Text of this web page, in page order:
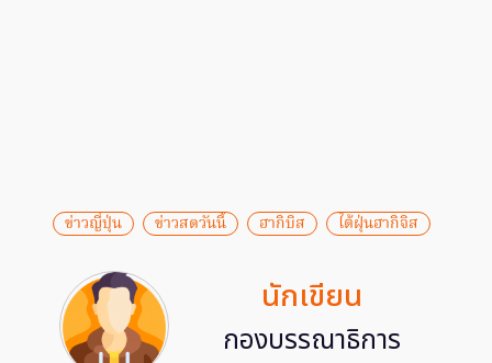
ข่าวญี่ปุ่น ข่าวสดวันนี้ ฮากิบิส ไต้ฝุ่นฮากิจิส
นักเขียน
กองบรรณาธิการ